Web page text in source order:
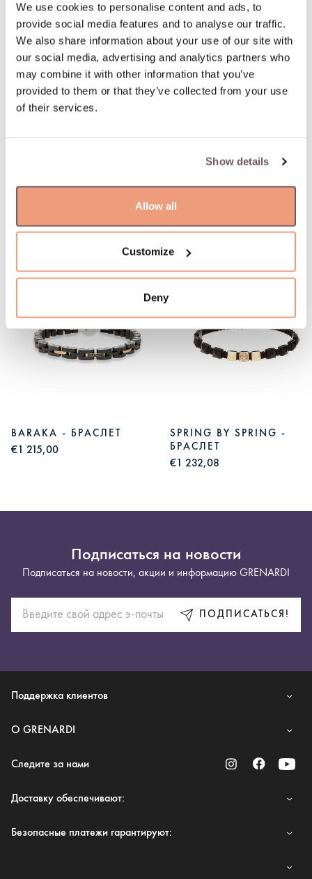
We use cookies to personalise content and ads, to
provide social media features and to analyse our traffic.
We also share information about your use of our site with
our social media, advertising and analytics partners who
may combine it with other information that you’ve
provided to them or that they’ve collected from your use
of their services.
Show details
Allow all
Customize
Deny
ОПИСАНИЕ ТОВАРА
Материал: Золото
Камень:
- Цирконий (Цвет камня: Белый, Вес камня: 0.000ct)
Проба: 585
Цвет камня: Белый
Вам может понравиться
BARAKA - БРАСЛЕТ
€1 215,00
SPRING BY SPRING -
БРАСЛЕТ
€1 232,08
Подписаться на новости
Подписаться на новости, акции и информацию GRENARDI
ПОДПИСАТЬСЯ!
Поддержка клиентов
O GRENARDI
Следите за нами
Доставку обеспечивают:
Безопасные платежи гарантируют: